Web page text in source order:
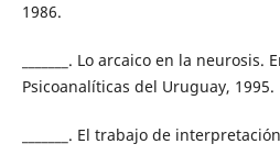
1986.
_______. Lo arcaico en la neurosis.
Psicoanalíticas del Uruguay, 1995.
_______. El trabajo de